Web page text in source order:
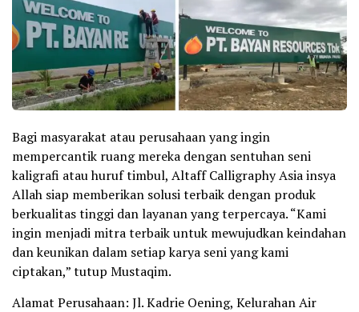
Bagi masyarakat atau perusahaan yang ingin
mempercantik ruang mereka dengan sentuhan seni
kaligrafi atau huruf timbul, Altaff Calligraphy Asia insya
Allah siap memberikan solusi terbaik dengan produk
berkualitas tinggi dan layanan yang terpercaya. “Kami
ingin menjadi mitra terbaik untuk mewujudkan keindahan
dan keunikan dalam setiap karya seni yang kami
ciptakan,” tutup Mustaqim.
Alamat Perusahaan: Jl. Kadrie Oening, Kelurahan Air